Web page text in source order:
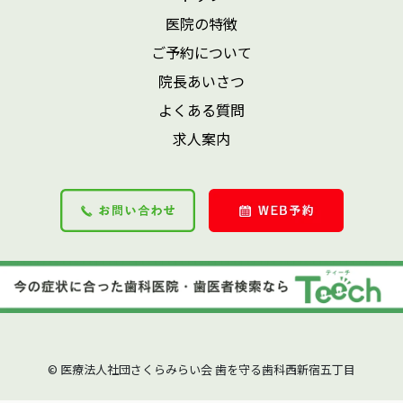
医院の特徴
ご予約について
院長あいさつ
よくある質問
求人案内
© 医療法人社団さくらみらい会 歯を守る歯科西新宿五丁目